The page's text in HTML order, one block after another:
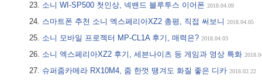
소니 WI-SP500 첫인상, 넥밴드 블루투스 이어폰 2018.04.09
스마트폰 추천 소니 엑스페리아XZ2 총평, 직접 써보니 2018.04.05
소니 모바일 프로젝터 MP-CL1A 후기, 매력은? 2018.04.03
소니 엑스페리아XZ2 후기, 세븐나이츠 등 게임과 영상 특화
슈퍼줌카메라 RX10M4, 줌 한껏 땡겨도 화질 좋은 디카 2018.02.22